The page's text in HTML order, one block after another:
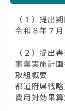
（１）提出
令和８年７月
（２）提出
事業実施計画
取組概要
都道府県戦
費用対効果